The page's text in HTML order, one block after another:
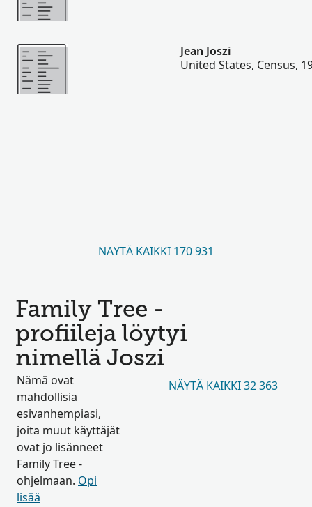
Enemmän
Jean Joszi
United States, Census,
NÄYTÄ KAIKKI 170 931
Family Tree -
profiileja löytyi
nimellä Joszi
Nämä ovat
mahdollisia
esivanhempiasi,
joita muut käyttäjät
ovat jo lisänneet
Family Tree -
ohjelmaan. Opi
lisää
NÄYTÄ KAIKKI 32 363